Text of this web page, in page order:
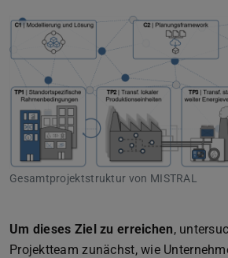
Gesamtprojektstruktur von MISTRAL
Um dieses Ziel zu erreichen,
Projektteam zunächst, wie